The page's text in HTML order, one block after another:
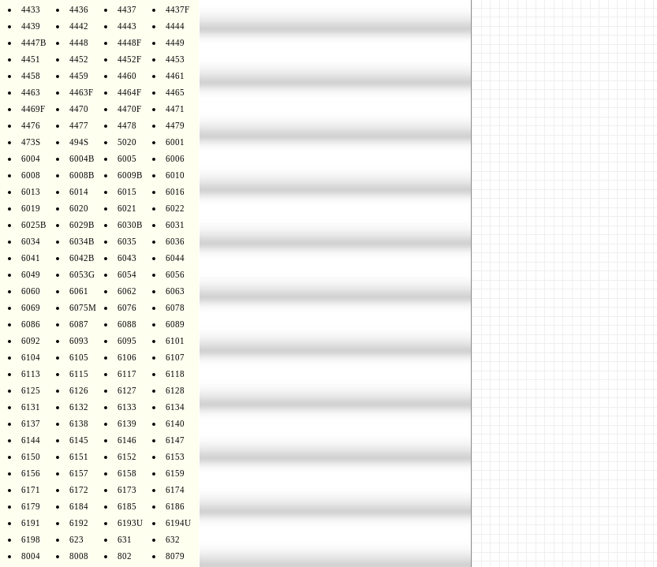
4433 4436 4437
4437F
4439 4442 4443
4444
4447B 4448 4448F
4449
4451 4452 4452F
4453
4458 4459 4460
4461
4463 4463F 4464F
4465
4469F 4470 4470F
4471
4476 4477 4478
4479
473S 494S 5020
6001
6004 6004B 6005
6006
6008 6008B 6009B
6010
6013 6014 6015
6016
6019 6020 6021
6022
6025B 6029B 6030B
6031
6034 6034B 6035
6036
6041 6042B 6043
6044
6049 6053G 6054
6056
6060 6061 6062
6063
6069 6075M 6076
6078
6086 6087 6088
6089
6092 6093 6095
6101
6104 6105 6106
6107
6113 6115 6117
6118
6125 6126 6127
6128
6131 6132 6133
6134
6137 6138 6139
6140
6144 6145 6146
6147
6150 6151 6152
6153
6156 6157 6158
6159
6171 6172 6173
6174
6179 6184 6185
6186
6191 6192 6193U
6194U
6198 623 631
632
8004 8008 802
8079